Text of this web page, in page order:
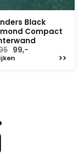
Black
Compact
Oorspronkelijke
prijs
99,-